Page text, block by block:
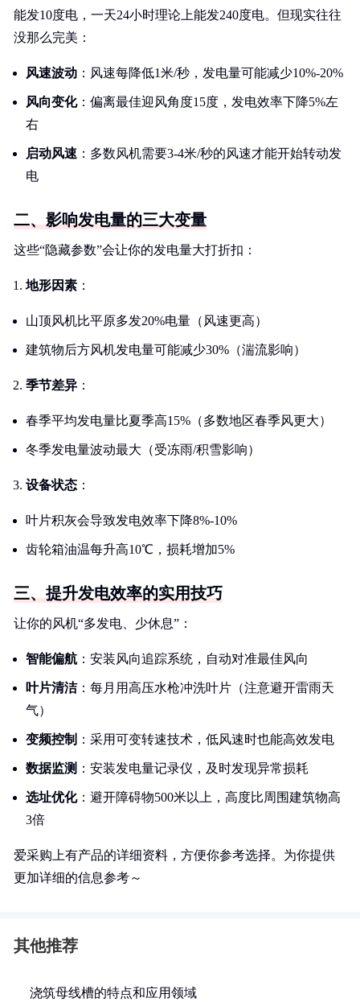
能发10度电，一天24小时理论上能发240度电。但现实往往
没那么完美：
风速波动 ：风速每降低1米/秒，发电量可能减少10%-20%
风向变化：偏离最佳迎风角度15度，发电效率下降5%左
右
启动风速 ：多数风机需要3-4米/秒的风速才能开始转动发
电
二、影响发电量的三大变量
这些“隐藏参数”会让你的发电量大打折扣：
地形因素 ：
山顶风机比平原多发20%电量（风速更高）
建筑物后方风机发电量可能减少30%（湍流影响）
季节差异 ：
春季平均发电量比夏季高15%（多数地区春季风更大）
冬季发电量波动最大（受冻雨/积雪影响）
设备状态 ：
叶片积灰会导致发电效率下降8%-10%
齿轮箱油温每升高10℃，损耗增加5%
三、提升发电效率的实用技巧
让你的风机“多发电、少休息”：
智能偏航 ：安装风向追踪系统，自动对准最佳风向
叶片清洁：每月用高压水枪冲洗叶片（注意避开雷雨天
气）
变频控制 ：采用可变转速技术，低风速时也能高效发电
数据监测 ：安装发电量记录仪，及时发现异常损耗
选址优化：避开障碍物500米以上，高度比周围建筑物高
3倍
爱采购上有产品的详细资料，方便你参考选择。为你提供
更加详细的信息参考～
其他推荐
浇筑母线槽的特点和应用领域